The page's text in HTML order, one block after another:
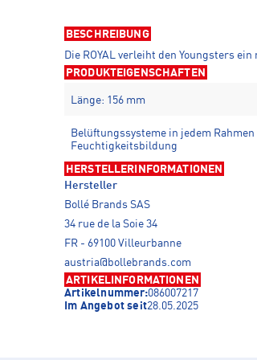
BESCHREIBUNG
Die ROYAL verleiht den Youngsters
PRODUKTEIGENSCHAFTEN
Länge: 156 mm
Belüftungssysteme in jedem
Feuchtigkeitsbildung
HERSTELLERINFORMATIONEN
Hersteller
Bollé Brands SAS
34 rue de la Soie 34
FR - 69100 Villeurbanne
austria@bollebrands.com
ARTIKELINFORMATIONEN
Artikelnummer:086007217
Im Angebot seit28.05.2025